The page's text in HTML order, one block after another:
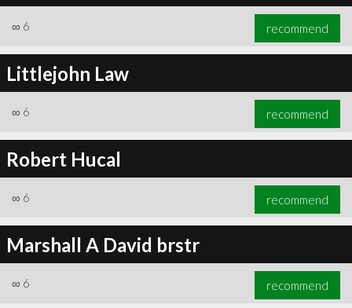
∞ 6 recommend
Littlejohn Law
∞ 6 recommend
Robert Hucal
∞ 6 recommend
Marshall A David brstr
∞ 6 recommend